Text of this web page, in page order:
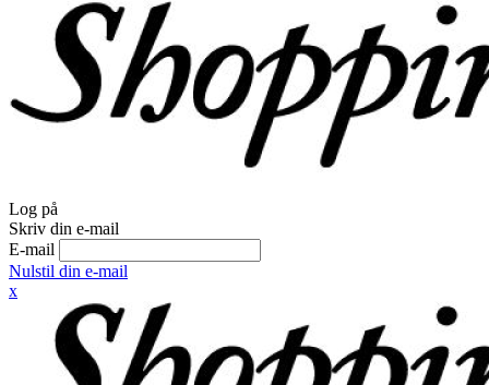
Log på
Skriv din e-mail
E-mail
Nulstil din e-mail
x